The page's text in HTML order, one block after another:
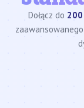
Dołącz do